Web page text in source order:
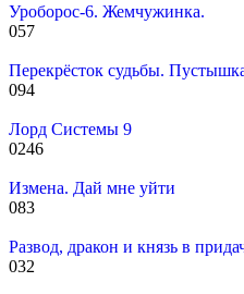
Уроборос-6. Жемчужинка.
057
Перекрёсток судьбы.
094
Лорд Системы 9
0246
Измена. Дай мне уйти
083
Развод, дракон и князь в
032